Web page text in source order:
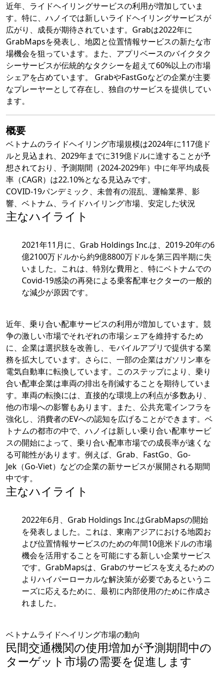
近年、ライドヘイリングサービスの利用が増加していま
す。特に、ハノイでは新しいライドヘイリングサービスが
広がり、成長が期待されています。Grabは2022年に
GrabMapsを発表し、地図と位置情報サービスの新たな市
場機会を狙っています。また、アプリベースのバイクタク
シーサービスが伝統的なタクシーを超えて60%以上の市場
シェアを占めています。 GrabやFastGoなどの企業が主要
なプレーヤーとして存在し、独自のサービスを提供してい
ます。
概要
ベトナムのライドヘイリング市場規模は2024年に117億ド
ルと見込まれ、2029年までに319億ドルに達することが予
想されており、予測期間（2024-2029年）中に年平均成長
率（CAGR）は22.10%となる見込みです。
COVID-19パンデミック、未曾有の混乱、運輸業界、影
響、ベトナム、ライドハイリング市場、安定した状況
主なハイライト
2021年11月に、Grab Holdings Inc.は、2019-20年の6
億2100万ドルから約9億8800万ドルを第三四半期に失
いました。これは、特別な費用と、特にベトナムでの
Covid-19感染の再発による乗客配車セクターの一般的
な減少が原因です。
近年、乗り合い配車サービスの利用が増加しています。競
争の激しい市場でそれぞれの市場シェアを維持するため
に、企業は選択肢を改善し、モバイルアプリで提供する業
務を拡大しています。さらに、一部の企業はガソリン車を
電気自動車に転換しています。このステップにより、乗り
合い配車企業は車両の排出を削減することを期待していま
す。車両の転換には、直接的な環境上の利点が多数あり、
他の市場への影響もあります。また、公共充電インフラを
強化し、消費者のEVへの認知を広げることができます。ベ
トナムの都市の中で、ハノイは新しい乗り合い配車サービ
スの開始によって、乗り合い配車市場での成長率が速くな
る可能性があります。例えば、Grab、FastGo、Go-
Jek（Go-Viet）などの企業の新サービスが展開される期間
中です。
主なハイライト
2022年6月、Grab Holdings Inc.はGrabMapsの開始
を発表しました。これは、東南アジアにおける地図お
よび位置情報サービスのための年間10億米ドルの市場
機会を活用することを可能にする新しい企業サービス
です。GrabMapsは、Grabのサービスを支えるための
よりハイパーローカルな解決策が必要であるというニ
ーズに応えるために、最初に内部使用のために作成さ
れました。
ベトナムライドヘイリング市場の動向
民間交通機関の使用増加が予測期間中の
ターゲット市場の需要を促進します